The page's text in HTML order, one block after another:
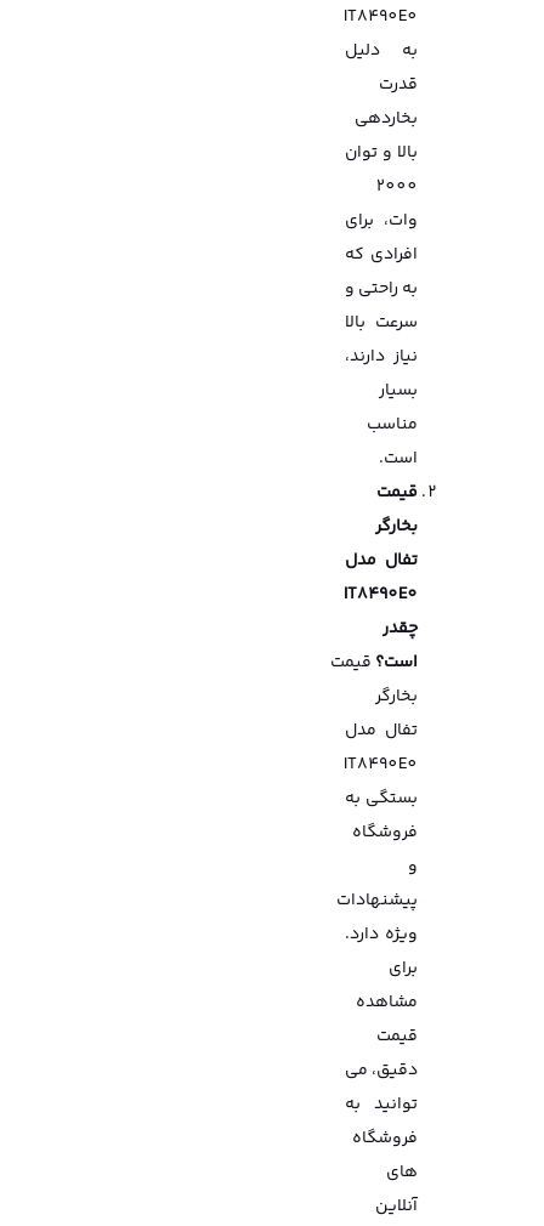
IT8490E0
به دلیل
قدرت
بخاردهی
بالا و توان
2000
وات، برای
افرادی که
به راحتی و
سرعت بالا
نیاز دارند،
بسیار
مناسب
است.
قیمت
بخارگر
تفال مدل
IT8490E0
چقدر
است؟ قیمت
بخارگر
تفال مدل
IT8490E0
بستگی به
فروشگاه
و
پیشنهادات
ویژه دارد.
برای
مشاهده
قیمت
دقیق، می
توانید به
فروشگاه
های
آنلاین